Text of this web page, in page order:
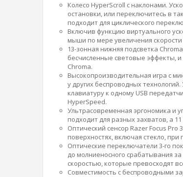
Колесо HyperScroll с наклонами.
остановки, или переключитесь в
подходит для циклического
Включив функцию виртуального
мыши по мере увеличения
13-зонная нижняя подсветка
бесчисленные световые эффекты,
Chroma.
Высокопроизводительная игра с
у других беспроводных
клавиатуру к одному USB
HyperSpeed.
Ультрасовременная эргономика и
подходит для разных захватов, а
Оптический сенсор Razer Focus
поверхностях, включая стекло,
Оптические переключатели 3-го
до молниеносного срабатывания
скоростью, которые превосходят
Совместимость с беспроводными